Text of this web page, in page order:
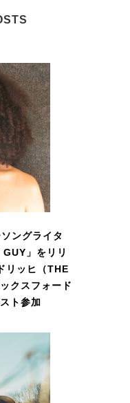
ングライタ
」をリリ
ッヒ（THE
クスフォード
ト参加